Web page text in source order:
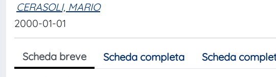
CERASOLI, MARIO
2000-01-01
Scheda breve Scheda completa Scheda